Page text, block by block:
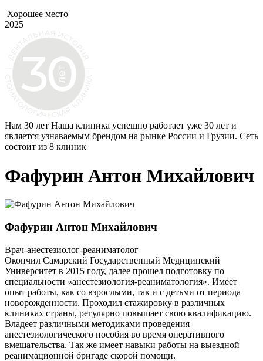
Хорошее место
2025
Нам 30 лет Наша клиника успешно работает уже 30 лет и
является узнаваемым брендом на рынке России и Грузии. Сеть
состоит из 8 клиник
Фафурин Антон Михайлович
Фафурин Антон Михайлович
Врач-анестезиолог-реаниматолог
Окончил Самарский Государственный Медицинский
Университет в 2015 году, далее прошел подготовку по
специальности «анестезиология-реаниматология». Имеет
опыт работы, как со взрослыми, так и с детьми от периода
новорожденности. Проходил стажировку в различных
клиниках страны, регулярно повышает свою квалификацию.
Владеет различными методиками проведения
анестезиологического пособия во время оперативного
вмешательства. Так же имеет навыки работы на выездной
реанимационной бригаде скорой помощи.